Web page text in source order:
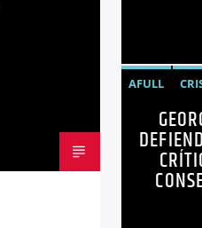
AFULL
CRÍTICA
NOTICIAS
TENDENCIAS